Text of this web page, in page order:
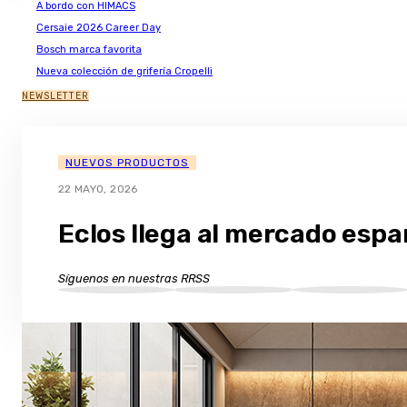
A bordo con HIMACS
Cersaie 2026 Career Day
Bosch marca favorita
Nueva colección de grifería Cropelli
NEWSLETTER
NUEVOS PRODUCTOS
22 MAYO, 2026
Eclos llega al mercado
Síguenos en nuestras RRSS